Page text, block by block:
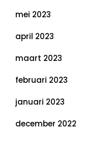
mei 2023
april 2023
maart 2023
februari 2023
januari 2023
december 2022